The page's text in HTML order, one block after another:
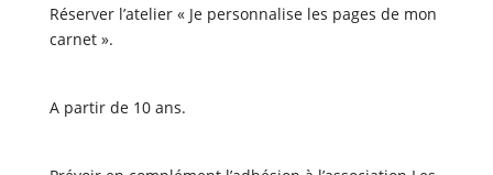
Réserver l’atelier « Je personnalise les pages de mon
carnet ».
A partir de 10 ans.